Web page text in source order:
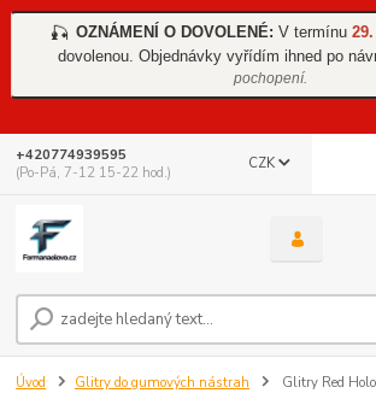
🎣 OZNÁMENÍ O DOVOLENÉ: V termínu
dovolenou. Objednávky vyřídím ihned po
pochopení.
CZK
+420774939595
(Po-Pá, 7-12 15-22 hod.)
Úvod Glitry do gumových nástrah Glitry Red